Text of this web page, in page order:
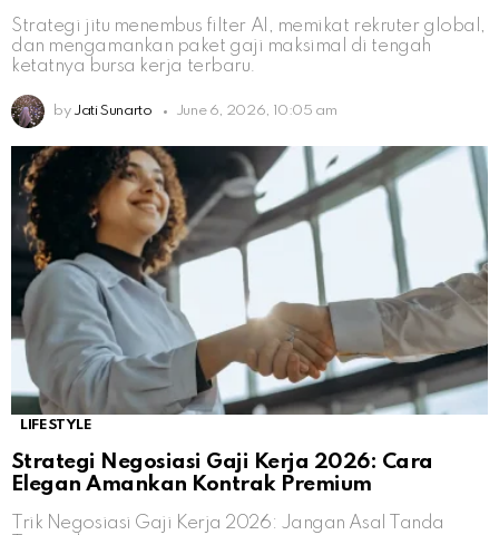
Strategi jitu menembus filter AI, memikat rekruter global,
dan mengamankan paket gaji maksimal di tengah
ketatnya bursa kerja terbaru.
by Jati Sunarto June 6, 2026, 10:05 am
LIFESTYLE
Strategi Negosiasi Gaji Kerja 2026: Cara
Elegan Amankan Kontrak Premium
Trik Negosiasi Gaji Kerja 2026: Jangan Asal Tanda